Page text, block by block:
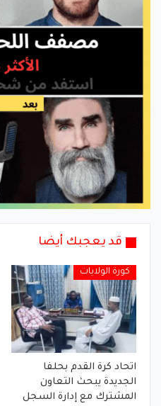
قد يعجبك أيضا
كورة الولايات
اتحاد كرة القدم بحلفا
الجديدة يبحث التعاون
المشترك مع إدارة السجل